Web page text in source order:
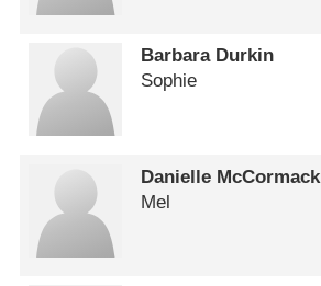
Barbara Durkin
Sophie
Danielle McCormack
Mel